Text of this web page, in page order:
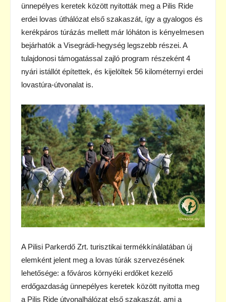
ünnepélyes keretek között nyitották meg a Pilis Ride
erdei lovas úthálózat első szakaszát, így a gyalogos és
kerékpáros túrázás mellett már lóháton is kényelmesen
bejárhatók a Visegrádi-hegység legszebb részei. A
tulajdonosi támogatással zajló program részeként 4
nyári istállót építettek, és kijelöltek 56 kilométernyi erdei
lovastúra-útvonalat is.
A Pilisi Parkerdő Zrt. turisztikai termékkínálatában új
elemként jelent meg a lovas túrák szervezésének
lehetősége: a főváros környéki erdőket kezelő
erdőgazdaság ünnepélyes keretek között nyitotta meg
a Pilis Ride útvonalhálózat első szakaszát, ami a